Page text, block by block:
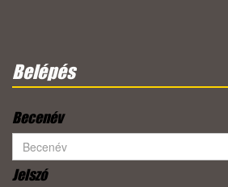
Belépés
Becenév
Jelszó